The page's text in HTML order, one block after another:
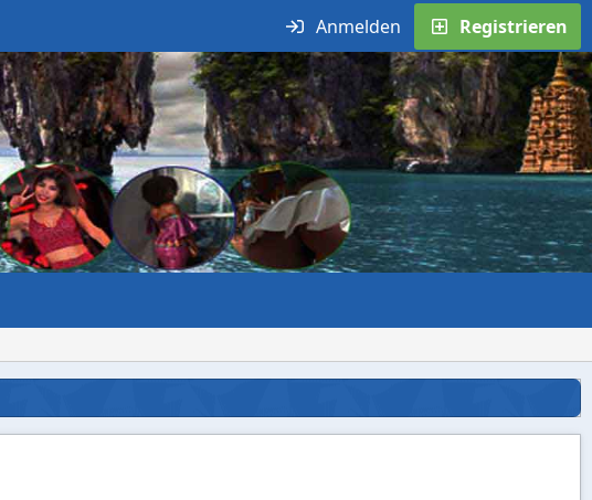
Anmelden Registrieren